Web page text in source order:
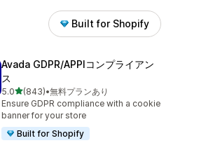
Built for Shopify
Avada GDPR/APPIコンプライアン
ス
5.05つ星中
(843)
合計レビュー数：843件
•無料プランあり
Ensure GDPR compliance with a cookie
banner for your store
Built for Shopify